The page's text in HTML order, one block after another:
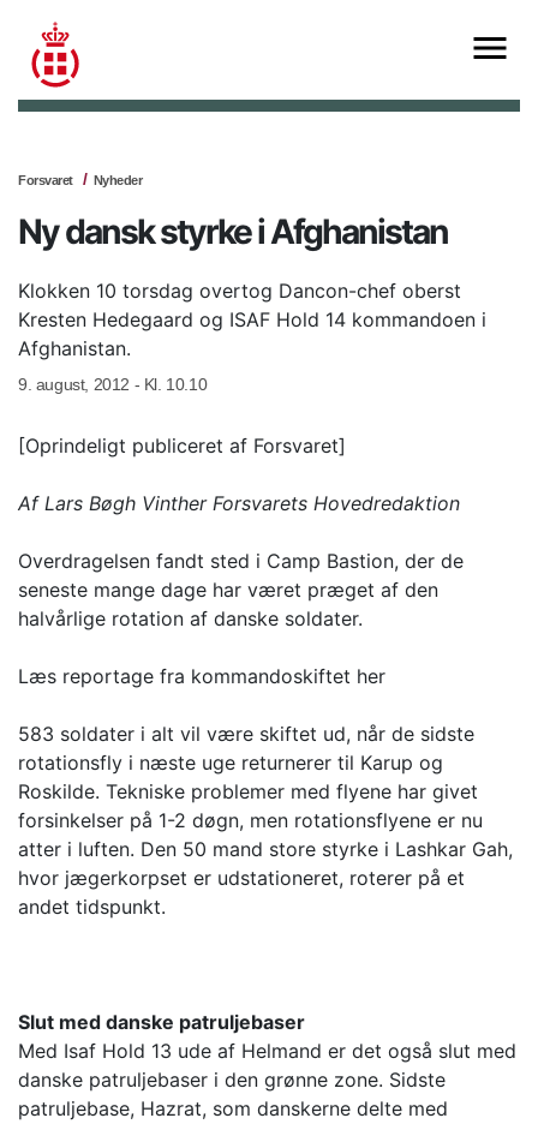
Forsvaret Nyheder
Ny dansk styrke i Afghanistan
Klokken 10 torsdag overtog Dancon-chef oberst
Kresten Hedegaard og ISAF Hold 14 kommandoen i
Afghanistan.
9. august, 2012 - Kl. 10.10
[Oprindeligt publiceret af Forsvaret]
Af Lars Bøgh Vinther Forsvarets Hovedredaktion
Overdragelsen fandt sted i Camp Bastion, der de
seneste mange dage har været præget af den
halvårlige rotation af danske soldater.
Læs reportage fra kommandoskiftet her
583 soldater i alt vil være skiftet ud, når de sidste
rotationsfly i næste uge returnerer til Karup og
Roskilde. Tekniske problemer med flyene har givet
forsinkelser på 1-2 døgn, men rotationsflyene er nu
atter i luften. Den 50 mand store styrke i Lashkar Gah,
hvor jægerkorpset er udstationeret, roterer på et
andet tidspunkt.
Slut med danske patruljebaser
Med Isaf Hold 13 ude af Helmand er det også slut med
danske patruljebaser i den grønne zone. Sidste
patruljebase, Hazrat, som danskerne delte med